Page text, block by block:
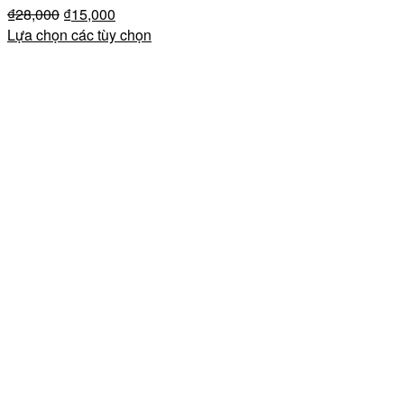
₫28,000 ₫15,000
Lựa chọn các tùy chọn